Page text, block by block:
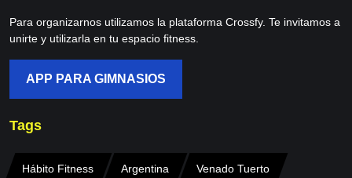
Para organizarnos utilizamos la plataforma Crossfy. Te invitamos a
unirte y utilizarla en tu espacio fitness.
APP PARA GIMNASIOS
Tags
Hábito Fitness Argentina Venado Tuerto